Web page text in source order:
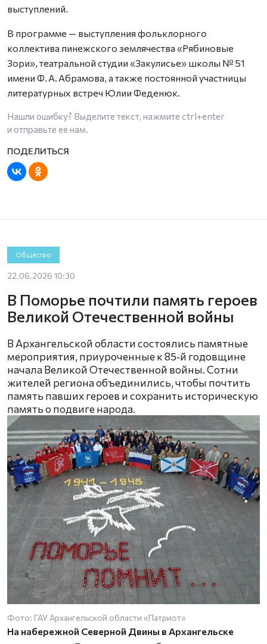
выступлений.
В программе — выступления фольклорного
коллектива пинежского землячества «Рябиновые
Зори», театральной студии «Закулисье» школы № 51
имени Ф. А. Абрамова, а также постоянной участницы
литературных встреч Юлии Феденюк.
Нашли ошибку? Выделите текст, нажмите ctrl+enter
и отправьте ее нам.
Общество
22.06.2026 10:30
В Поморье почтили память героев
Великой Отечественной войны
В Архангельской области состоялись памятные
мероприятия, приуроченные к 85‑й годовщине
начала Великой Отечественной войны. Сотни
жителей региона объединились, чтобы почтить
память павших героев и сохранить историческую
память о подвиге народа.
Фото: ГАУ Архангельской области «Патриот»
На набережной Северной Двины в Архангельске